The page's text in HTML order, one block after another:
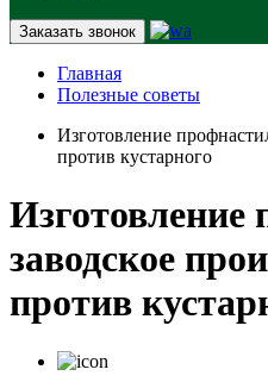
Заказать звонок
Главная
Полезные советы
Изготовление
против кустарного
Изготовление
заводское
против